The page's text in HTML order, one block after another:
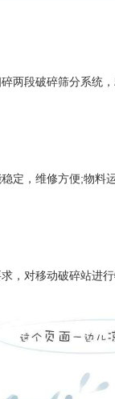
两段破碎筛分系统
稳定，维修方便;物料
，对移动破碎站进